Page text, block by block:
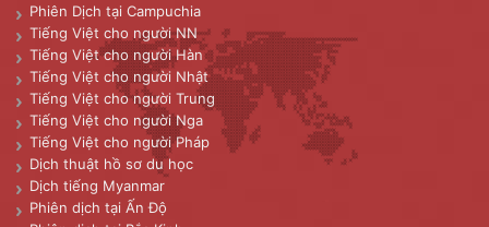
Phiên Dịch tại Campuchia
Tiếng Việt cho người NN
Tiếng Việt cho người Hàn
Tiếng Việt cho người Nhật
Tiếng Việt cho người Trung
Tiếng Việt cho người Nga
Tiếng Việt cho người Pháp
Dịch thuật hồ sơ du học
Dịch tiếng Myanmar
Phiên dịch tại Ấn Độ